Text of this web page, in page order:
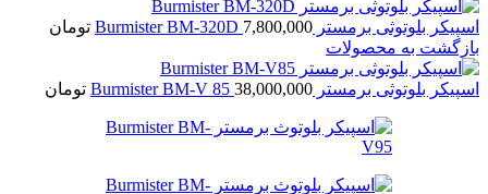
اسپیکر بلوتوثی برمستر Burmister BM-320D 7,800,000
تومان
بازگشت به محصولات
اسپیکر بلوتوثی برمستر Burmister BM-V 85 38,000,000 تومان